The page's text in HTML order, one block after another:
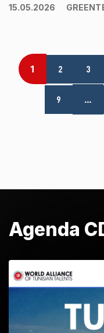
15.05.2026
Pagination
1 2 3
9 …
Agenda